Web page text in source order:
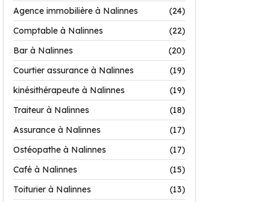
Agence immobilière à Nalinnes
(24)
Comptable à Nalinnes
(22)
Bar à Nalinnes
(20)
Courtier assurance à Nalinnes
(19)
kinésithérapeute à Nalinnes
(19)
Traiteur à Nalinnes
(18)
Assurance à Nalinnes
(17)
Ostéopathe à Nalinnes
(17)
Café à Nalinnes
(15)
Toiturier à Nalinnes
(13)